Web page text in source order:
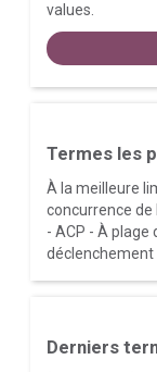
values.
Termes les
À la meilleure
concurrence
- ACP - À plage
déclenchement
Derniers